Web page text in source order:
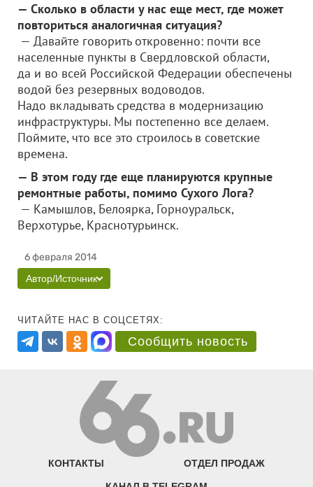
— Сколько в области у нас еще мест, где может
повториться аналогичная ситуация?
— Давайте говорить откровенно: почти все
населенные пункты в Свердловской области,
да и во всей Российской Федерации обеспечены
водой без резервных водоводов.
Надо вкладывать средства в модернизацию
инфраструктуры. Мы постепенно все делаем.
Поймите, что все это строилось в советские
времена.
— В этом году где еще планируются крупные
ремонтные работы, помимо Сухого Лога?
— Камышлов, Белоярка, Горноуральск,
Верхотурье, Краснотурьинск.
6 февраля 2014
Автор/Источник
ЧИТАЙТЕ НАС В СОЦСЕТЯХ:
Сообщить новость
КОНТАКТЫ ОТДЕЛ ПРОДАЖ